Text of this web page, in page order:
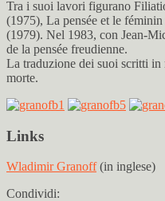
Tra i suoi lavori figurano
(1975), La pensée et le
(1979). Nel 1983, con Jean-
de la pensée freudienne.
La traduzione dei suoi scritti in
morte.
Links
Wladimir Granoff(in inglese)
Condividi: